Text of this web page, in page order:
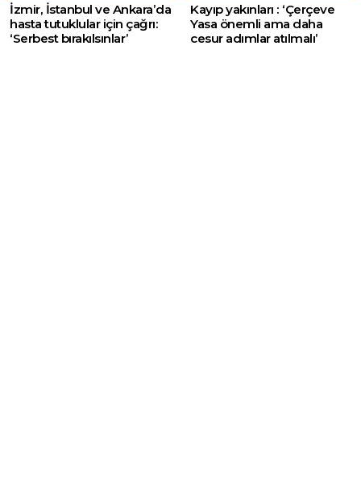
İzmir, İstanbul ve Ankara’da
hasta tutuklular için çağrı:
‘Serbest bırakılsınlar’
Kayıp yakınları : ‘Çerçeve
Yasa önemli ama daha
cesur adımlar atılmalı’